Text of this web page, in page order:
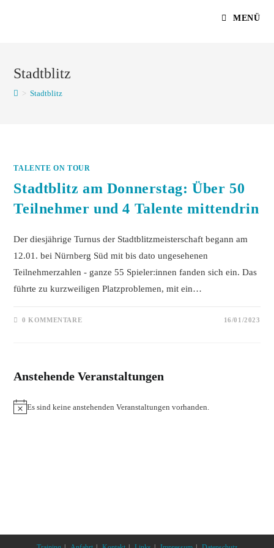
MENÜ
Stadtblitz
> Stadtblitz
TALENTE ON TOUR
Stadtblitz am Donnerstag: Über 50
Teilnehmer und 4 Talente mittendrin
Der diesjährige Turnus der Stadtblitzmeisterschaft begann am
12.01. bei Nürnberg Süd mit bis dato ungesehenen
Teilnehmerzahlen - ganze 55 Spieler:innen fanden sich ein. Das
führte zu kurzweiligen Platzproblemen, mit ein…
0 KOMMENTARE 16/01/2023
Anstehende Veranstaltungen
Es sind keine anstehenden Veranstaltungen vorhanden.